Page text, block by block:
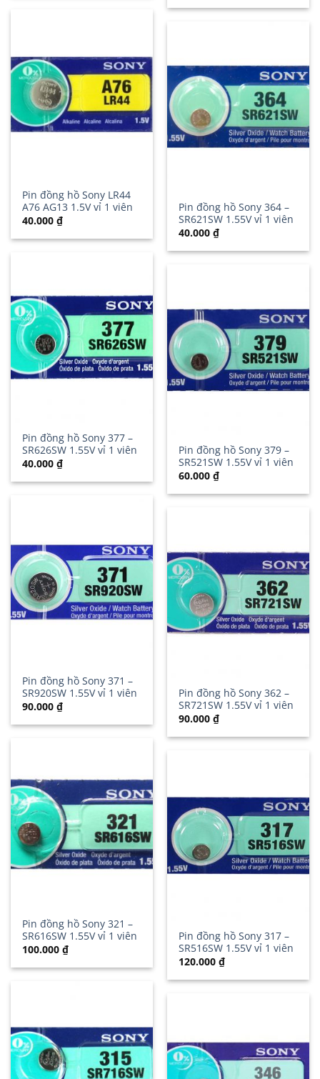
Pin đồng hồ Sony LR44
A76 AG13 1.5V vỉ 1 viên
40.000₫
Pin đồng hồ Sony 364 –
SR621SW 1.55V vỉ 1 viên
40.000₫
Pin đồng hồ Sony 377 –
SR626SW 1.55V vỉ 1 viên
40.000₫
Pin đồng hồ Sony 379 –
SR521SW 1.55V vỉ 1 viên
60.000₫
Pin đồng hồ Sony 371 –
SR920SW 1.55V vỉ 1 viên
90.000₫
Pin đồng hồ Sony 362 –
SR721SW 1.55V vỉ 1 viên
90.000₫
Pin đồng hồ Sony 321 –
SR616SW 1.55V vỉ 1 viên
100.000₫
Pin đồng hồ Sony 317 –
SR516SW 1.55V vỉ 1 viên
120.000₫